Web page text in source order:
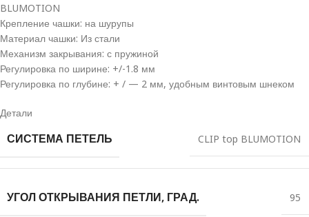
BLUMOTION
Крепление чашки: на шурупы
Материал чашки: Из стали
Механизм закрывания: с пружиной
Регулировка по ширине: +/-1.8 мм
Регулировка по глубине: + / — 2 мм, удобным винтовым шнеком
Детали
СИСТЕМА ПЕТЕЛЬ CLIP top BLUMOTION
УГОЛ ОТКРЫВАНИЯ ПЕТЛИ, ГРАД. 95